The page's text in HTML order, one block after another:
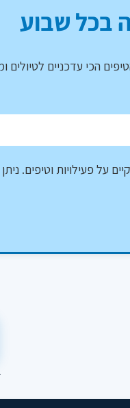
בכל שבוע
הכי עדכניים לטיולים
על פעילויות וטיפים.